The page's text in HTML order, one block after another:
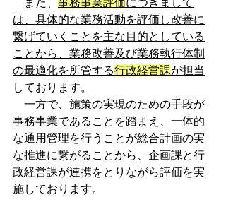
また、 事務事業評価につきまして
は、具体的な業務活動を評価し改善に
繋げていくことを主な目的としている
ことから、業務改善及び業務執行体制
の最適化を所管する行政経営課が担当
しております。
一方で、施策の実現のための手段が
事務事業であることを踏まえ、一体的
な通用管理を行うことが総合計画の実
な推進に繋がることから、企画課と行
政経営課が連携をとりながら評価を実
施しております。